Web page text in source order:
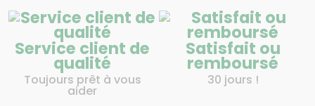
Service client de
qualité
Toujours prêt à vous
aider
Satisfait ou
remboursé
30 jours !